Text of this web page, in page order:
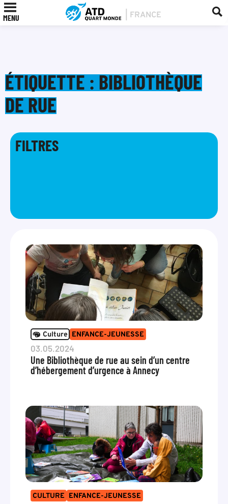
MENU
ÉTIQUETTE : BIBLIOTHÈQUE
DE RUE
FILTRES
Culture ENFANCE-JEUNESSE
03.05.2024
Une Bibliothèque de rue au sein d’un centre
d’hébergement d’urgence à Annecy
CULTURE ENFANCE-JEUNESSE